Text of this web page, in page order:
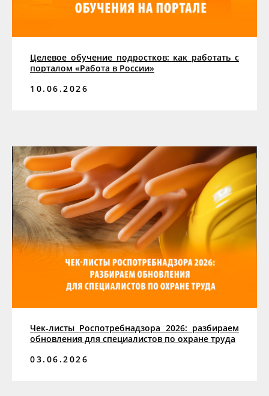
Целевое обучение подростков: как работать с
порталом «Работа в России»
10.06.2026
Чек‑листы Роспотребнадзора 2026: разбираем
обновления для специалистов по охране труда
03.06.2026